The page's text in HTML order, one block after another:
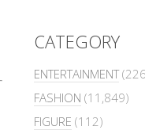
CATEGORY
ENTERTAINMENT
FASHION (11,849)
FIGURE (112)